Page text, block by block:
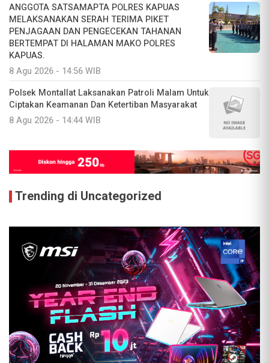
ANGGOTA SATSAMAPTA POLRES KAPUAS
MELAKSANAKAN SERAH TERIMA PIKET
PENJAGAAN DAN PENGECEKAN TAHANAN
BERTEMPAT DI HALAMAN MAKO POLRES
KAPUAS.
8 Agu 2026 - 14:56 WIB
Polsek Montallat Laksanakan Patroli Malam Untuk
Ciptakan Keamanan Dan Ketertiban Masyarakat
8 Agu 2026 - 14:44 WIB
Trending di Uncategorized